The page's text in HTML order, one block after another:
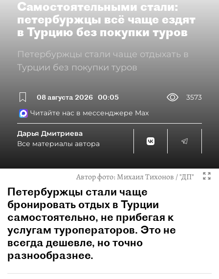
Самостоятельными стали:
петербуржцы всё чаще ездят
в Турцию без покупки туров
Петербуржцы стали чаще отдыхать в
Турции без покупки туров
08 августа 2026 00:05
3573
Читайте нас в мессенджере Max
Дарья Дмитриева
Все материалы автора
Автор фото:Михаил Тихонов / "ДП"
Петербуржцы стали чаще
бронировать отдых в Турции
самостоятельно, не прибегая к
услугам туроператоров. Это не
всегда дешевле, но точно
разнообразнее.